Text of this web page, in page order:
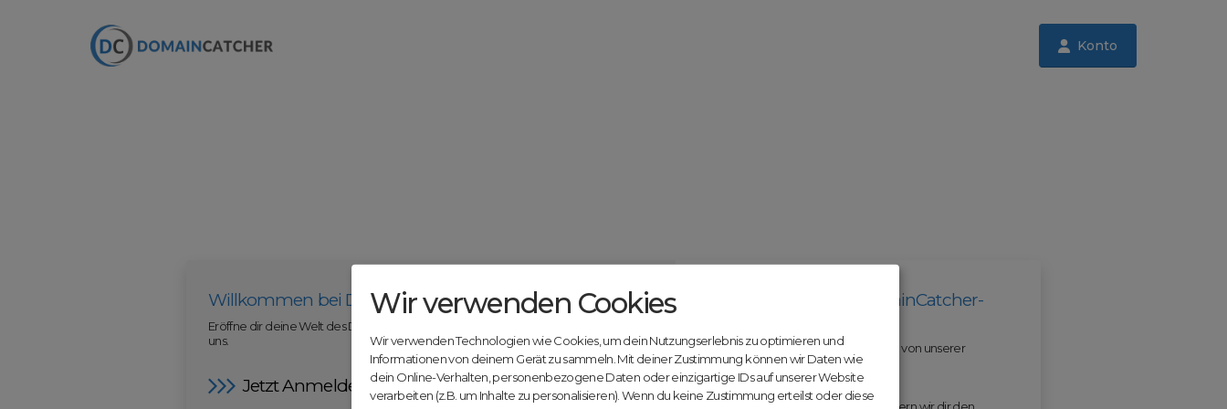
Konto
Willkommen bei DomainCatcher.com
Eröffne dir deine Welt des Domainhandels mit deiner kostenlosen Anmeldung bei
uns.
Jetzt Anmelden
Werde jetzt Teil der DomainCatcher-
Nutze unsere Erfahrung und profitiere von unserer
innovativen Plattform:
Mit Domex und ODM erleichtern wir dir den
Wir verwenden Cookies
Wir verwenden Technologien wie Cookies, um dein Nutzungserlebnis zu optimieren und
Informationen von deinem Gerät zu sammeln. Mit deiner Zustimmung können wir Daten wie
dein Online-Verhalten, personenbezogene Daten oder einzigartige IDs auf unserer Website
verarbeiten (z.B. um Inhalte zu personalisieren). Wenn du keine Zustimmung erteilst oder diese